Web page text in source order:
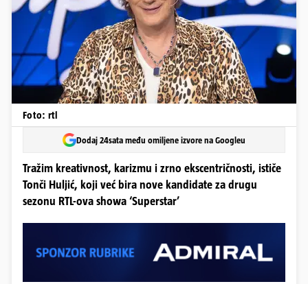
Foto: rtl
Dodaj 24sata među omiljene izvore na Googleu
Tražim kreativnost, karizmu i zrno ekscentričnosti, ističe
Tonči Huljić, koji već bira nove kandidate za drugu
sezonu RTL-ova showa ‘Superstar’